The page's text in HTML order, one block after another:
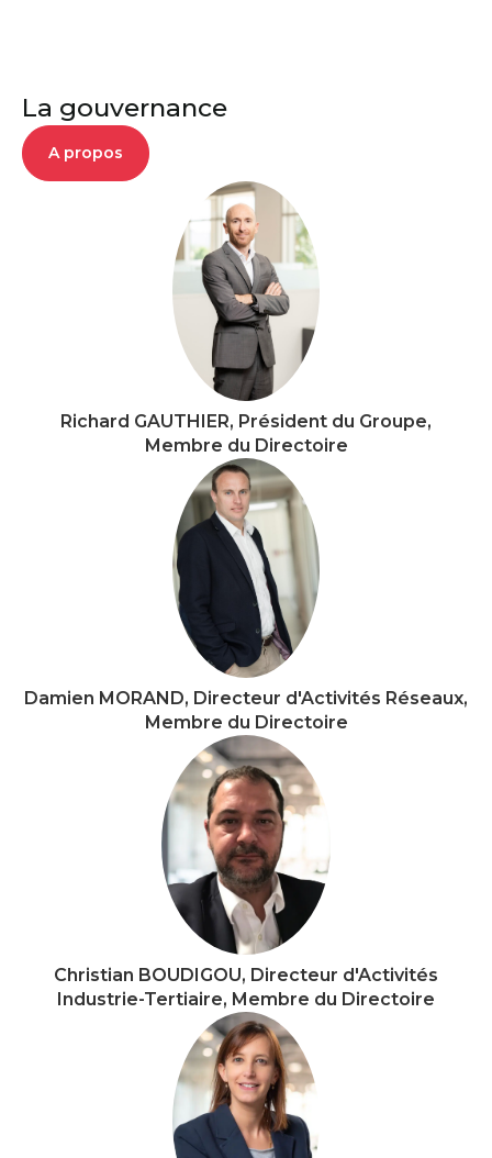
La gouvernance
A propos
Richard GAUTHIER, Président du Groupe,
Membre du Directoire
Damien MORAND, Directeur d'Activités Réseaux,
Membre du Directoire
Christian BOUDIGOU, Directeur d'Activités
Industrie-Tertiaire, Membre du Directoire